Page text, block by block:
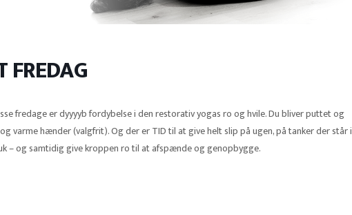
FREDAG
fredage er dyyyyb fordybelse i den restorativ yogas ro og hvile. Du bliver puttet og
varme hænder (valgfrit). Og der er TID til at give helt slip på ugen, på tanker der står i
– og samtidig give kroppen ro til at afspænde og genopbygge.